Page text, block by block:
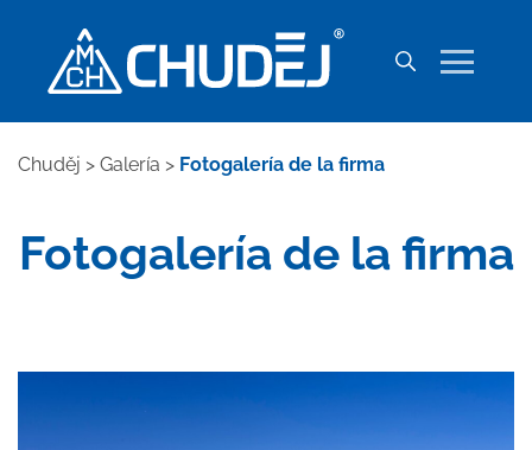
Chuděj > Galería > Fotogalería de la firma
Fotogalería de la firma